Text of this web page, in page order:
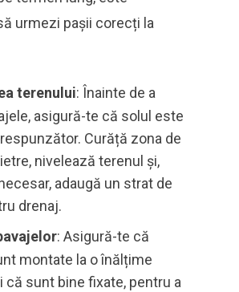
urmezi pașii corecți la
terenului: Înainte de a
asigură-te că solul este
Curăță zona de
nivelează terenul și,
adaugă un strat de
drenaj.
: Asigură-te că
montate la o înălțime
că sunt bine fixate, pentru a